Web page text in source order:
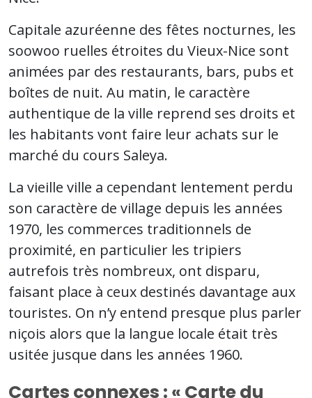
Capitale azuréenne des fêtes nocturnes, les
soowoo ruelles étroites du Vieux-Nice sont
animées par des restaurants, bars, pubs et
boîtes de nuit. Au matin, le caractère
authentique de la ville reprend ses droits et
les habitants vont faire leur achats sur le
marché du cours Saleya.
La vieille ville a cependant lentement perdu
son caractère de village depuis les années
1970, les commerces traditionnels de
proximité, en particulier les tripiers
autrefois très nombreux, ont disparu,
faisant place à ceux destinés davantage aux
touristes. On n’y entend presque plus parler
niçois alors que la langue locale était très
usitée jusque dans les années 1960.
Cartes connexes : « Carte du